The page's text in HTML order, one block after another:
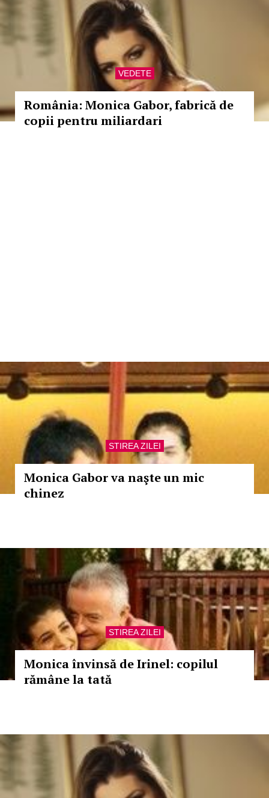
VEDETE
România: Monica Gabor, fabrică de
copii pentru miliardari
STIREA ZILEI
Monica Gabor va naşte un mic
chinez
STIREA ZILEI
Monica învinsă de Irinel: copilul
rămâne la tată